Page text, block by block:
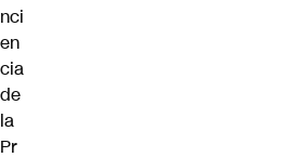
nci
en
cia
de
la
Pr